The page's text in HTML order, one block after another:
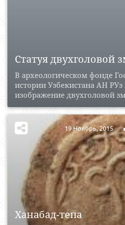
Статуя двухголовой
В археологическом фонде
истории Узбекистана АН
изображение двухголовой
Ханабад-тепа
19 Ноябрь, 2015